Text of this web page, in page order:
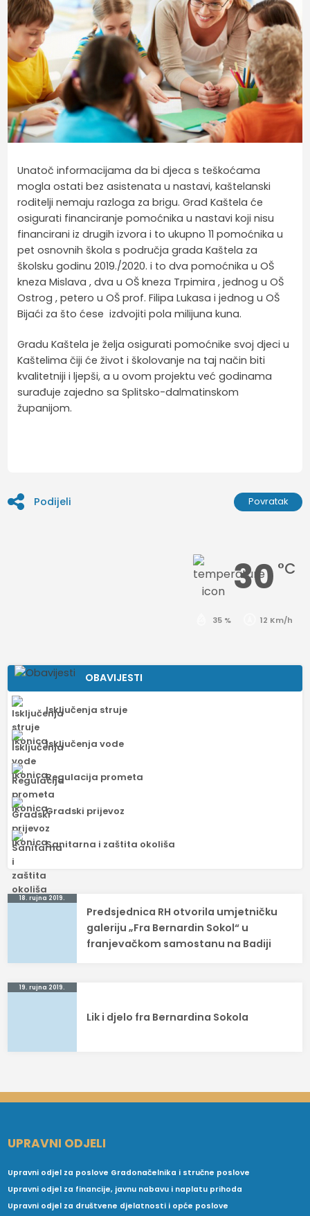
Unatoč informacijama da bi djeca s teškoćama
mogla ostati bez asistenata u nastavi, kaštelanski
roditelji nemaju razloga za brigu. Grad Kaštela će
osigurati financiranje pomoćnika u nastavi koji nisu
financirani iz drugih izvora i to ukupno 11 pomoćnika u
pet osnovnih škola s područja grada Kaštela za
školsku godinu 2019./2020. i to dva pomoćnika u OŠ
kneza Mislava , dva u OŠ kneza Trpimira , jednog u OŠ
Ostrog , petero u OŠ prof. Filipa Lukasa i jednog u OŠ
Bijaći za što ćese izdvojiti pola milijuna kuna.
Gradu Kaštela je želja osigurati pomoćnike svoj djeci u
Kaštelima čiji će život i školovanje na taj način biti
kvalitetniji i ljepši, a u ovom projektu već godinama
surađuje zajedno sa Splitsko-dalmatinskom
županijom.
Podijeli Povratak
30 °C
35 % 12 Km/h
OBAVIJESTI
Isključenja struje
Isključenja vode
Regulacija prometa
Gradski prijevoz
Sanitarna i zaštita okoliša
Navigacija
18. rujna 2019.
Predsjednica RH otvorila umjetničku
galeriju „Fra Bernardin Sokol“ u
franjevačkom samostanu na Badiji
19. rujna 2019.
Lik i djelo fra Bernardina Sokola
UPRAVNI ODJELI
Upravni odjel za poslove Gradonačelnika i stručne poslove
Upravni odjel za financije, javnu nabavu i naplatu prihoda
Upravni odjel za društvene djelatnosti i opće poslove